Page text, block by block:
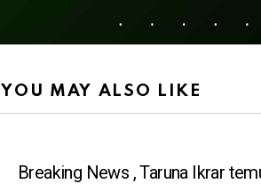
YOU MAY ALSO LIKE
Breaking News , Taruna Ikrar